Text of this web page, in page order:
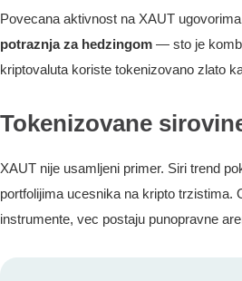
Povecana aktivnost na XAUT
potraznja za hedzingom — sto je
kriptovaluta koriste tokenizovano zlato
Tokenizovane
XAUT nije usamljeni primer. Siri trend
portfolijima ucesnika na kripto trzistima.
instrumente, vec postaju punopravne